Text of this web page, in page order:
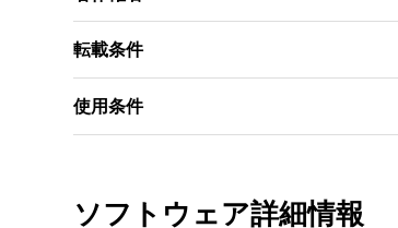
転載条件
使用条件
ソフトウェア詳細情報